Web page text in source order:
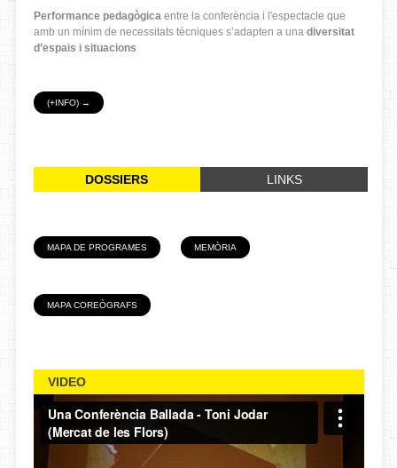
Performance pedagògica entre la conferència i l'espectacle que
amb un mínim de necessitats tècniques s’adapten a una diversitat
d’espais i situacions
(+INFO) →
DOSSIERS LINKS
MAPA DE PROGRAMES MEMÒRIA
MAPA COREÒGRAFS
VIDEO